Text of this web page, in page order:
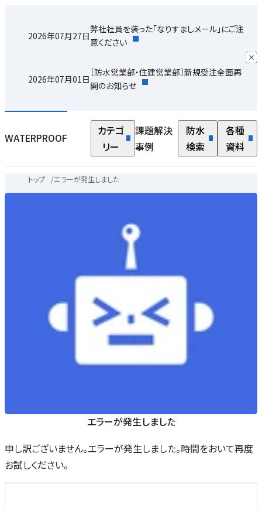
2026年07月27日
弊社社員を装った「なりすましメール」にご注
意ください
2026年07月01日
［防水営業部・住建営業部］新規受注全面再
開のお知らせ
WATERPROOF
カテゴ
リー
課題解決
事例
防水
検索
各種
資料
トップ /エラーが発生しました
エラーが発生しました
申し訳ございません。エラーが発生しました。時間をおいて再度
お試しください。